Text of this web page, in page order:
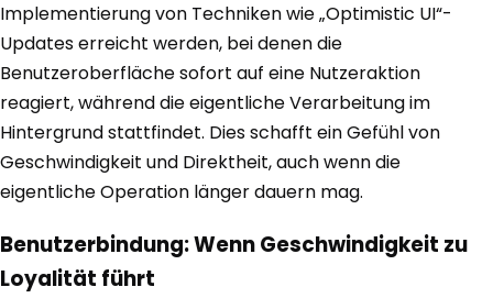
Implementierung von Techniken wie „Optimistic UI“-
Updates erreicht werden, bei denen die
Benutzeroberfläche sofort auf eine Nutzeraktion
reagiert, während die eigentliche Verarbeitung im
Hintergrund stattfindet. Dies schafft ein Gefühl von
Geschwindigkeit und Direktheit, auch wenn die
eigentliche Operation länger dauern mag.
Benutzerbindung: Wenn Geschwindigkeit zu
Loyalität führt